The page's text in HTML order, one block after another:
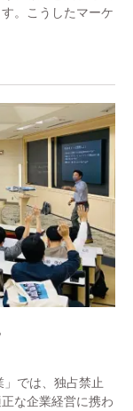
。こうしたマーケ
では、独占禁止
な企業経営に携わ